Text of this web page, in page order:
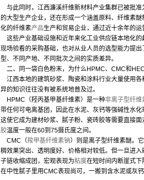
与此同时，江西濂溪纤维新材料产业集群已被批
的大型生产企业，还在形成一个涵盖原料、纤维素醚
化的纤维素产品生产和贸易企业，通过近十余年的
这些产业基础设施和近年来化工业供应链本地化的
现场验看的采购基础，也对从业人员的选型能力提
型、不同产地、不同批次之间的实质差异。
二、同一袋白色粉末，为什么HPMC、CMC和
江西本地的建筑砂浆、陶瓷和涂料行业大量使用
异的知识往往没有被系统地普及过。
HPMC（羟丙基甲基纤维素）是一种非离子型纤维
带任何可电离基团，因此在水泥、灰钙等强碱性水
这使它成为建材砂浆、腻子粉、瓷砖胶等需要直接面
胶温度一般在60到75摄氏度之间。
CMC（羧甲基纤维素钠）则是离子型纤维素醚。
稠效果突出、透明度好、价格相对较低。但一旦进入
子链收缩成团，宏观表现为粘度在短时间内断崖式
在中性腻子里用CMC表现尚可，一搬到含水泥或灰